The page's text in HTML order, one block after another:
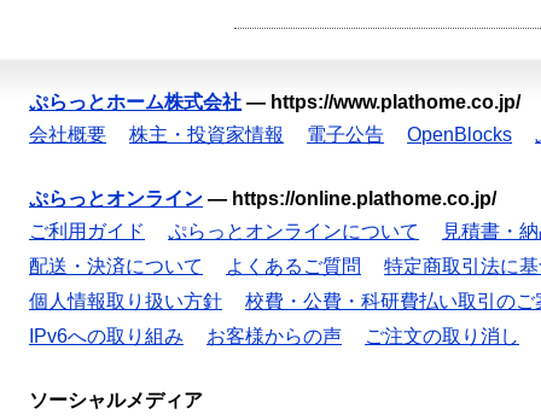
ぷらっとホーム株式会社 — https://www.plathome.co.jp/
会社概要
株主・投資家情報 電子公告 OpenBlocks
ぷらっとオンライン — https://online.plathome.co.jp/
ご利用ガイド
ぷらっとオンラインについて
見積書・
配送・決済について
よくあるご質問
特定商取引法に
個人情報取り扱い方針
校費・公費・科研費払い取引のご
IPv6への取り組み
お客様からの声 ご注文の取り消し
ソーシャルメディア